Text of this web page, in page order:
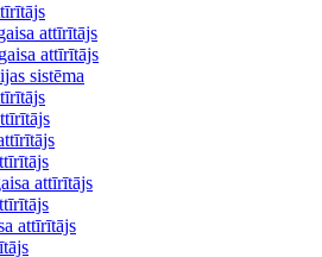
attīrītājs
attīrītājs
sistēma
attīrītājs
attīrītājs